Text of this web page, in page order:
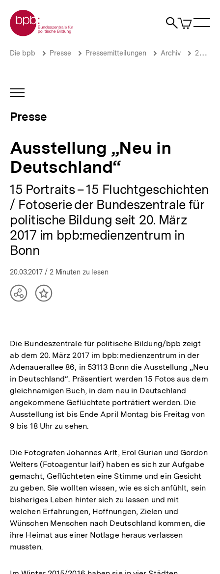
zum
Seiteninhalt
springen
Zur Startseite der bpb
Suche
Artikel
im
Ausstellung
Presse
bpb.de
Brotkrümelnavigation
Pfadnavigation
Die bpb Presse Pressemitteilungen Archiv 2017
INHALTSNAVIGATION
Presse
Ausstellung „Neu in
Deutschland“
15 Portraits – 15 Fluchtgeschichten
/ Fotoserie der Bundeszentrale für
politische Bildung seit 20. März
2017 im bpb:medienzentrum in
Bonn
20.03.2017 / 2 Minuten zu lesen
TeilenInhalt
Die Bundeszentrale für politische Bildung/bpb zeigt
ab dem 20. März 2017 im bpb:medienzentrum in der
Adenauerallee 86, in 53113 Bonn die Ausstellung „Neu
in Deutschland“. Präsentiert werden 15 Fotos aus dem
gleichnamigen Buch, in dem neu in Deutschland
angekommene Geflüchtete porträtiert werden. Die
Ausstellung ist bis Ende April Montag bis Freitag von
9 bis 18 Uhr zu sehen.
Die Fotografen Johannes Arlt, Erol Gurian und Gordon
Welters (Fotoagentur laif) haben es sich zur Aufgabe
gemacht, Geflüchteten eine Stimme und ein Gesicht
zu geben. Sie wollten wissen, wie es sich anfühlt, sein
bisheriges Leben hinter sich zu lassen und mit
welchen Erfahrungen, Hoffnungen, Zielen und
Wünschen Menschen nach Deutschland kommen, die
ihre Heimat aus einer Notlage heraus verlassen
mussten.